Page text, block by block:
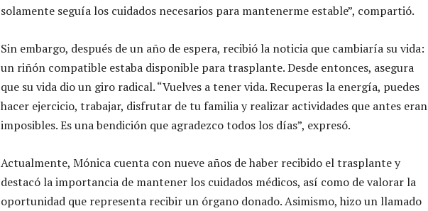
solamente seguía los cuidados necesarios para mantenerme estable”, compartió.
Sin embargo, después de un año de espera, recibió la noticia que cambiaría su vida:
un riñón compatible estaba disponible para trasplante. Desde entonces, asegura
que su vida dio un giro radical. “Vuelves a tener vida. Recuperas la energía, puedes
hacer ejercicio, trabajar, disfrutar de tu familia y realizar actividades que antes eran
imposibles. Es una bendición que agradezco todos los días”, expresó.
Actualmente, Mónica cuenta con nueve años de haber recibido el trasplante y
destacó la importancia de mantener los cuidados médicos, así como de valorar la
oportunidad que representa recibir un órgano donado. Asimismo, hizo un llamado